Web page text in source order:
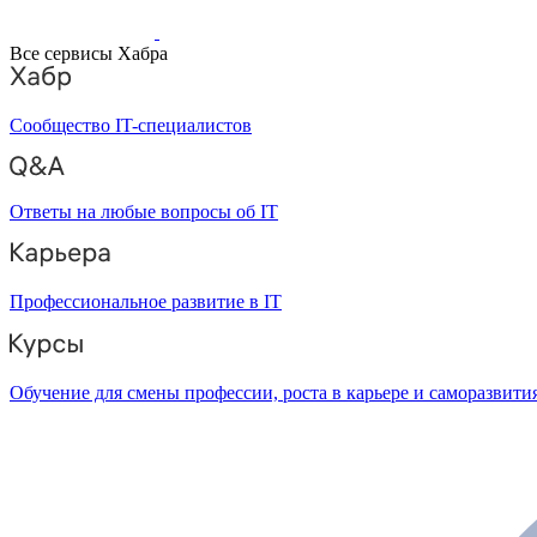
Все сервисы Хабра
Сообщество IT-специалистов
Ответы на любые вопросы об IT
Профессиональное развитие в IT
Обучение для смены профессии, роста в карьере и